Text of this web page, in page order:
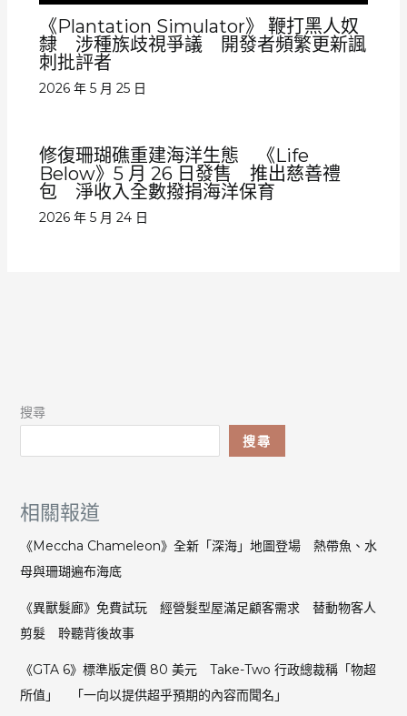
《Plantation Simulator》 鞭打黑人奴
隸 涉種族歧視爭議 開發者頻繁更新諷
刺批評者
2026 年 5 月 25 日
修復珊瑚礁重建海洋生態 《Life
Below》5 月 26 日發售 推出慈善禮
包 淨收入全數撥捐海洋保育
2026 年 5 月 24 日
搜尋
搜尋
相關報道
《Meccha Chameleon》全新「深海」地圖登場 熱帶魚、水
母與珊瑚遍布海底
《異獸髮廊》免費試玩 經營髮型屋滿足顧客需求 替動物客人
剪髮 聆聽背後故事
《GTA 6》標準版定價 80 美元 Take-Two 行政總裁稱「物超
所值」 「一向以提供超乎預期的內容而聞名」